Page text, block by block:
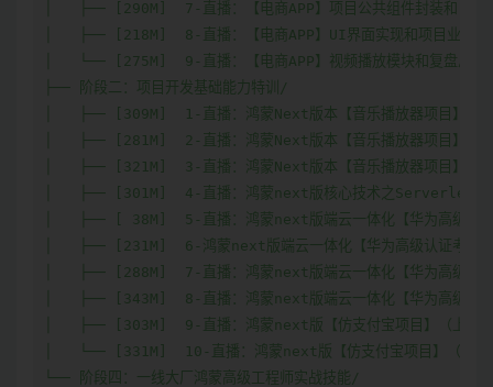
│   ├── [290M]  7-直播：【电商APP】项目公共组件封装和自
│   ├── [218M]  8-直播：【电商APP】UI界面实现和项目业务逻
│   └── [275M]  9-直播：【电商APP】视频播放模块和复盘总结
├── 阶段二：项目开发基础能力特训/
│   ├── [309M]  1-直播：鸿蒙Next版本【音乐播放器项目】（
│   ├── [281M]  2-直播：鸿蒙Next版本【音乐播放器项目】（
│   ├── [321M]  3-直播：鸿蒙Next版本【音乐播放器项目】（
│   ├── [301M]  4-直播：鸿蒙next版核心技术之Serverless
│   ├── [ 38M]  5-直播：鸿蒙next版端云一体化【华为高级认
│   ├── [231M]  6-鸿蒙next版端云一体化【华为高级认证考试
│   ├── [288M]  7-直播：鸿蒙next版端云一体化【华为高级认
│   ├── [343M]  8-直播：鸿蒙next版端云一体化【华为高级认
│   ├── [303M]  9-直播：鸿蒙next版【仿支付宝项目】（上）
│   └── [331M]  10-直播：鸿蒙next版【仿支付宝项目】（下）
└── 阶段四：一线大厂鸿蒙高级工程师实战技能/